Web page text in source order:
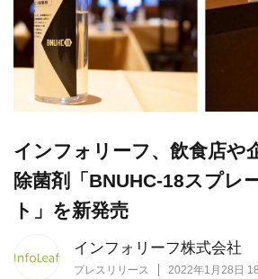
インフォリーフ株式会社
プレスリリース 2022年1月28日
インフォリーフ、飲食店や
除菌剤「BNUHC-18スプレ
ト」を新発売